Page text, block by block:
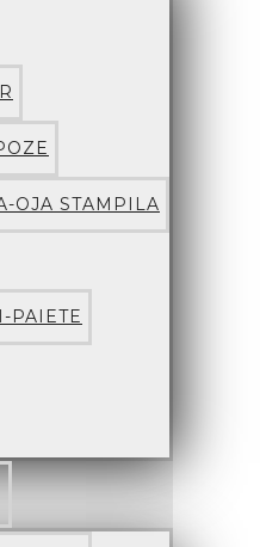
OJA STAMPILA
PAIETE